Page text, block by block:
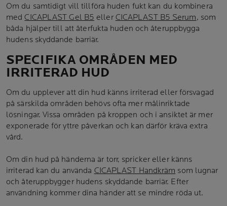
Om du samtidigt vill tillföra huden fukt kan du kombinera
medCICAPLAST Gel B5 eller CICAPLAST B5 Serum, som
båda hjälper till att återfukta huden och återuppbygga
hudens skyddande barriär.
SPECIFIKA OMRÅDEN MED
IRRITERAD HUD
Om du upplever att din hud känns irriterad eller försvagad
på särskilda områden behövs ofta mer målinriktade
lösningar. Vissa områden på kroppen och i ansiktet är mer
exponerade för yttre påverkan och kan därför kräva extra
vård.
Om din hud på händerna är torr, spricker eller känns
irriterad kan du använda CICAPLAST Handkräm som lugnar
och återuppbygger hudens skyddande barriär. Efter
användning kommer dina händer att se mindre röda ut.